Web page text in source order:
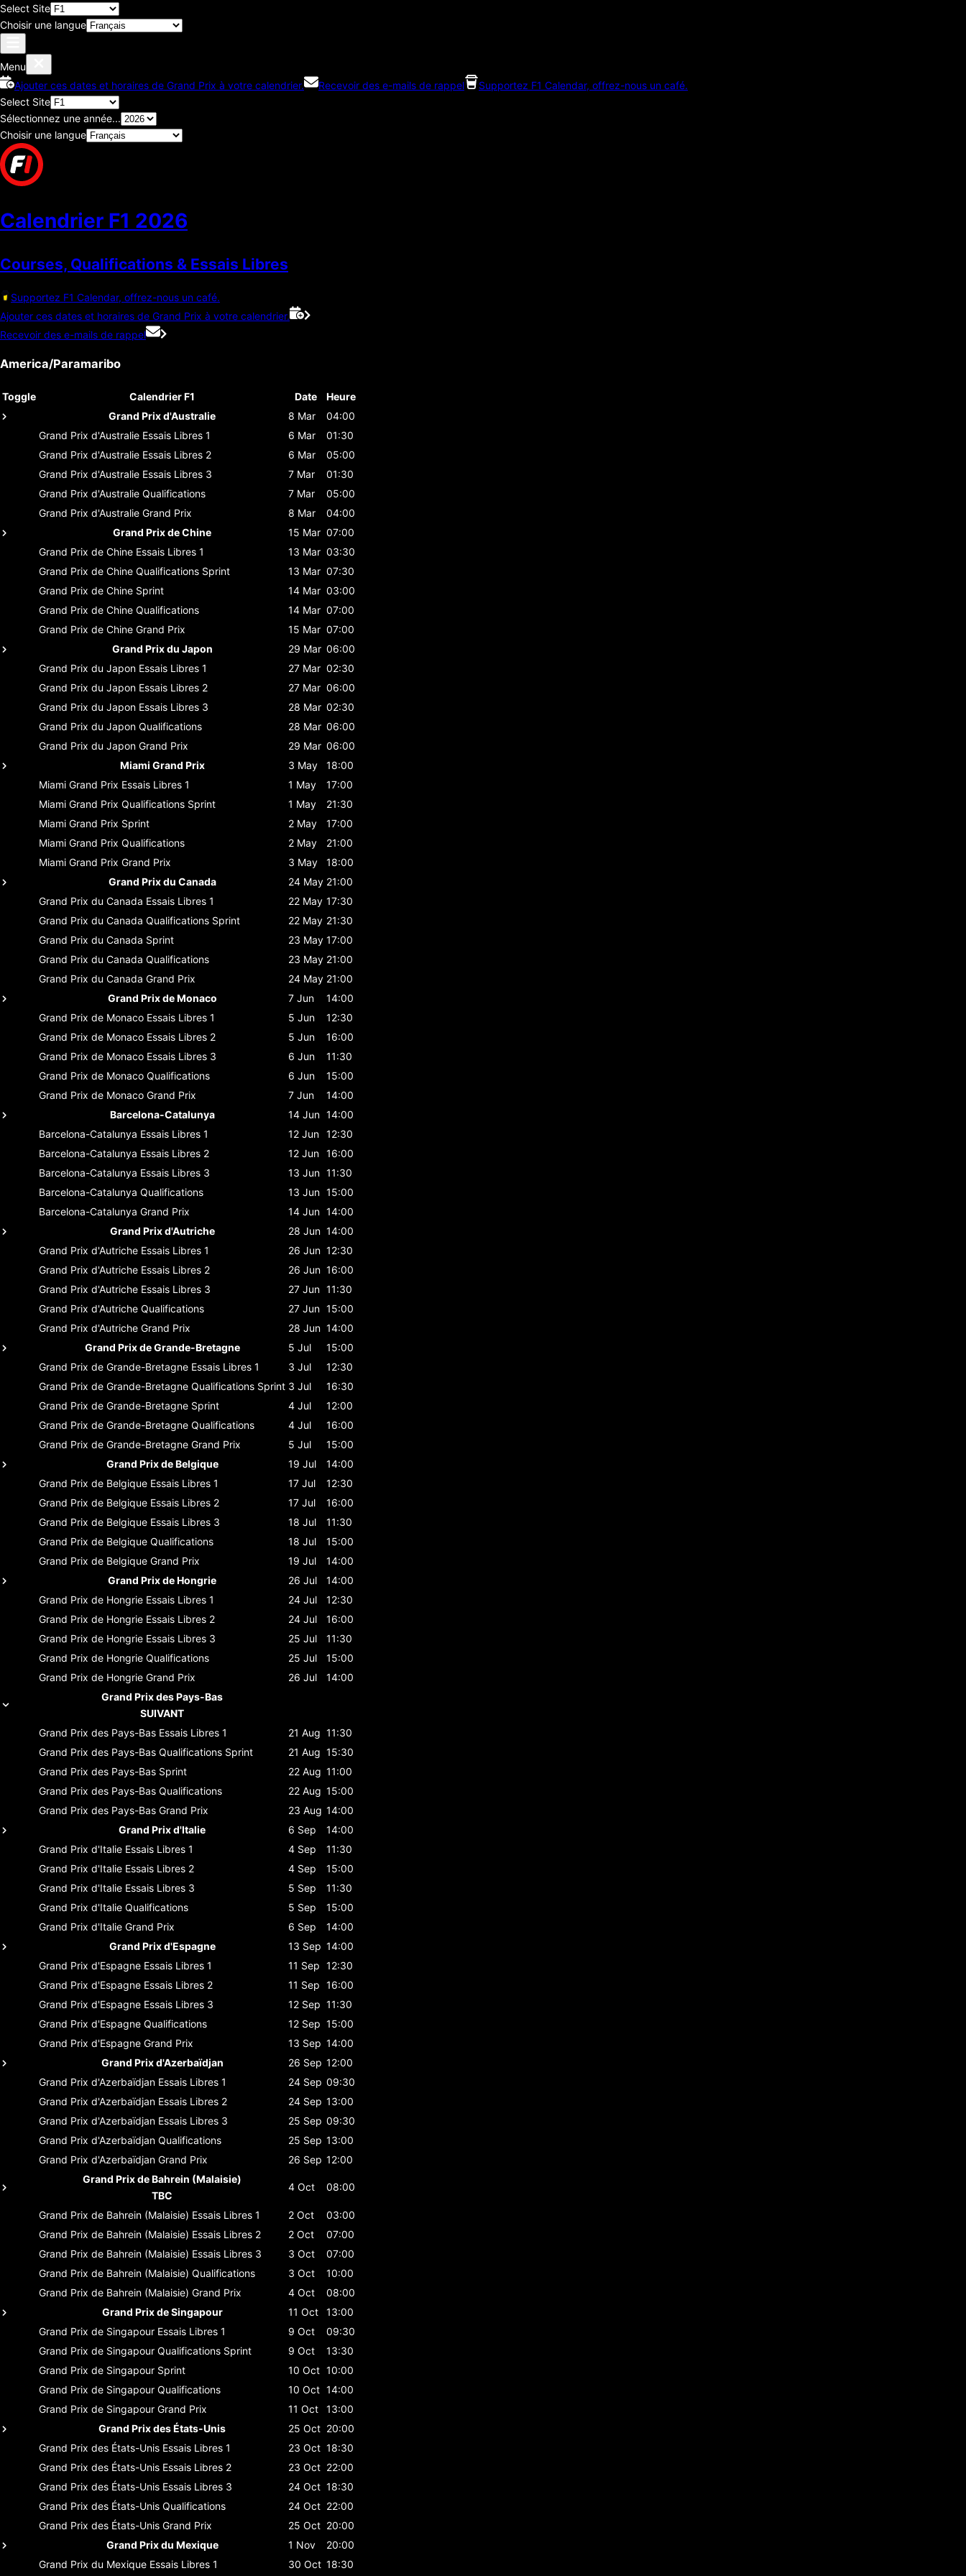
Select Site
Choisir une langue
Menu
Ajouter ces dates et horaires de Grand Prix à votre calendrier.
Recevoir des e-mails de rappel
Supportez F1 Calendar, offrez-nous un café.
Select Site
Sélectionnez une année...
Choisir une langue
Calendrier F1 2026
Courses, Qualifications & Essais Libres
Supportez F1 Calendar, offrez-nous un café.
Ajouter ces dates et horaires de Grand Prix à votre calendrier.
Recevoir des e-mails de rappel
America/Paramaribo
Toggle Calendrier F1 Date
Heure
Grand Prix d'Australie
8 Mar
04:00
Grand Prix d'Australie Essais Libres 1 6 Mar
01:30
Grand Prix d'Australie Essais Libres 2 6 Mar
05:00
Grand Prix d'Australie Essais Libres 3 7 Mar
01:30
Grand Prix d'Australie Qualifications 7 Mar
05:00
Grand Prix d'Australie Grand Prix 8 Mar
04:00
Grand Prix de Chine
15 Mar 07:00
Grand Prix de Chine Essais Libres 1 13 Mar 03:30
Grand Prix de Chine Qualifications Sprint 13 Mar 07:30
Grand Prix de Chine Sprint 14 Mar 03:00
Grand Prix de Chine Qualifications 14 Mar 07:00
Grand Prix de Chine Grand Prix 15 Mar 07:00
Grand Prix du Japon
29 Mar 06:00
Grand Prix du Japon Essais Libres 1 27 Mar 02:30
Grand Prix du Japon Essais Libres 2 27 Mar 06:00
Grand Prix du Japon Essais Libres 3 28 Mar 02:30
Grand Prix du Japon Qualifications 28 Mar 06:00
Grand Prix du Japon Grand Prix 29 Mar 06:00
Miami Grand Prix
3 May
18:00
Miami Grand Prix Essais Libres 1 1 May
17:00
Miami Grand Prix Qualifications Sprint 1 May
21:30
Miami Grand Prix Sprint 2 May
17:00
Miami Grand Prix Qualifications 2 May
21:00
Miami Grand Prix Grand Prix 3 May
18:00
Grand Prix du Canada
24 May 21:00
Grand Prix du Canada Essais Libres 1 22 May 17:30
Grand Prix du Canada Qualifications Sprint 22 May 21:30
Grand Prix du Canada Sprint 23 May 17:00
Grand Prix du Canada Qualifications 23 May 21:00
Grand Prix du Canada Grand Prix 24 May 21:00
Grand Prix de Monaco
7 Jun
14:00
Grand Prix de Monaco Essais Libres 1 5 Jun
12:30
Grand Prix de Monaco Essais Libres 2 5 Jun
16:00
Grand Prix de Monaco Essais Libres 3 6 Jun
11:30
Grand Prix de Monaco Qualifications 6 Jun
15:00
Grand Prix de Monaco Grand Prix 7 Jun
14:00
Barcelona-Catalunya
14 Jun 14:00
Barcelona-Catalunya Essais Libres 1 12 Jun 12:30
Barcelona-Catalunya Essais Libres 2 12 Jun 16:00
Barcelona-Catalunya Essais Libres 3 13 Jun 11:30
Barcelona-Catalunya Qualifications 13 Jun 15:00
Barcelona-Catalunya Grand Prix 14 Jun 14:00
Grand Prix d'Autriche
28 Jun 14:00
Grand Prix d'Autriche Essais Libres 1 26 Jun 12:30
Grand Prix d'Autriche Essais Libres 2 26 Jun 16:00
Grand Prix d'Autriche Essais Libres 3 27 Jun 11:30
Grand Prix d'Autriche Qualifications 27 Jun 15:00
Grand Prix d'Autriche Grand Prix 28 Jun 14:00
Grand Prix de Grande-Bretagne
5 Jul
15:00
Grand Prix de Grande-Bretagne Essais Libres 1 3 Jul
12:30
Grand Prix de Grande-Bretagne Qualifications Sprint 3 Jul
16:30
Grand Prix de Grande-Bretagne Sprint 4 Jul
12:00
Grand Prix de Grande-Bretagne Qualifications 4 Jul
16:00
Grand Prix de Grande-Bretagne Grand Prix 5 Jul
15:00
Grand Prix de Belgique
19 Jul
14:00
Grand Prix de Belgique Essais Libres 1 17 Jul
12:30
Grand Prix de Belgique Essais Libres 2 17 Jul
16:00
Grand Prix de Belgique Essais Libres 3 18 Jul
11:30
Grand Prix de Belgique Qualifications 18 Jul
15:00
Grand Prix de Belgique Grand Prix 19 Jul
14:00
Grand Prix de Hongrie
26 Jul
14:00
Grand Prix de Hongrie Essais Libres 1 24 Jul
12:30
Grand Prix de Hongrie Essais Libres 2 24 Jul
16:00
Grand Prix de Hongrie Essais Libres 3 25 Jul
11:30
Grand Prix de Hongrie Qualifications 25 Jul
15:00
Grand Prix de Hongrie Grand Prix 26 Jul
14:00
Grand Prix des Pays-Bas
SUIVANT
Grand Prix des Pays-Bas Essais Libres 1 21 Aug 11:30
Grand Prix des Pays-Bas Qualifications Sprint 21 Aug 15:30
Grand Prix des Pays-Bas Sprint 22 Aug 11:00
Grand Prix des Pays-Bas Qualifications 22 Aug 15:00
Grand Prix des Pays-Bas Grand Prix 23 Aug 14:00
Grand Prix d'Italie
6 Sep
14:00
Grand Prix d'Italie Essais Libres 1 4 Sep
11:30
Grand Prix d'Italie Essais Libres 2 4 Sep
15:00
Grand Prix d'Italie Essais Libres 3 5 Sep
11:30
Grand Prix d'Italie Qualifications 5 Sep
15:00
Grand Prix d'Italie Grand Prix 6 Sep
14:00
Grand Prix d'Espagne
13 Sep 14:00
Grand Prix d'Espagne Essais Libres 1 11 Sep 12:30
Grand Prix d'Espagne Essais Libres 2 11 Sep 16:00
Grand Prix d'Espagne Essais Libres 3 12 Sep 11:30
Grand Prix d'Espagne Qualifications 12 Sep 15:00
Grand Prix d'Espagne Grand Prix 13 Sep 14:00
Grand Prix d'Azerbaïdjan
26 Sep 12:00
Grand Prix d'Azerbaïdjan Essais Libres 1 24 Sep 09:30
Grand Prix d'Azerbaïdjan Essais Libres 2 24 Sep 13:00
Grand Prix d'Azerbaïdjan Essais Libres 3 25 Sep 09:30
Grand Prix d'Azerbaïdjan Qualifications 25 Sep 13:00
Grand Prix d'Azerbaïdjan Grand Prix 26 Sep 12:00
Grand Prix de Bahrein (Malaisie)
TBC
4 Oct 08:00
Grand Prix de Bahrein (Malaisie) Essais Libres 1 2 Oct
03:00
Grand Prix de Bahrein (Malaisie) Essais Libres 2 2 Oct
07:00
Grand Prix de Bahrein (Malaisie) Essais Libres 3 3 Oct
07:00
Grand Prix de Bahrein (Malaisie) Qualifications 3 Oct
10:00
Grand Prix de Bahrein (Malaisie) Grand Prix 4 Oct
08:00
Grand Prix de Singapour
11 Oct
13:00
Grand Prix de Singapour Essais Libres 1 9 Oct
09:30
Grand Prix de Singapour Qualifications Sprint 9 Oct
13:30
Grand Prix de Singapour Sprint 10 Oct 10:00
Grand Prix de Singapour Qualifications 10 Oct 14:00
Grand Prix de Singapour Grand Prix 11 Oct
13:00
Grand Prix des États-Unis
25 Oct 20:00
Grand Prix des États-Unis Essais Libres 1 23 Oct 18:30
Grand Prix des États-Unis Essais Libres 2 23 Oct 22:00
Grand Prix des États-Unis Essais Libres 3 24 Oct 18:30
Grand Prix des États-Unis Qualifications 24 Oct 22:00
Grand Prix des États-Unis Grand Prix 25 Oct 20:00
Grand Prix du Mexique
1 Nov
20:00
Grand Prix du Mexique Essais Libres 1 30 Oct 18:30